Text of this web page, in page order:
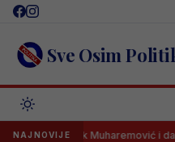
Skip
content Sve Osim
NAJNOVIJE
Tarik Muharemović i danas